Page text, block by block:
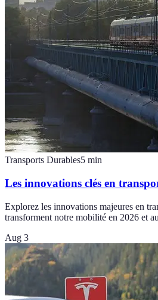
Transports Durables5 min
Les innovations clés en
Explorez les innovations majeures en
transforment notre mobilité en 2026 et
Aug 3